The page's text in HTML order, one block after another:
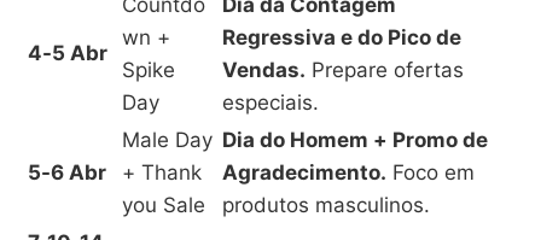
4-5 Abr
Countdo
wn +
Spike
Day
Dia da Contagem
Regressiva e do Pico de
Vendas. Prepare ofertas
especiais.
5-6 Abr
Male Day
+ Thank
you Sale
Dia do Homem + Promo de
Agradecimento. Foco em
produtos masculinos.